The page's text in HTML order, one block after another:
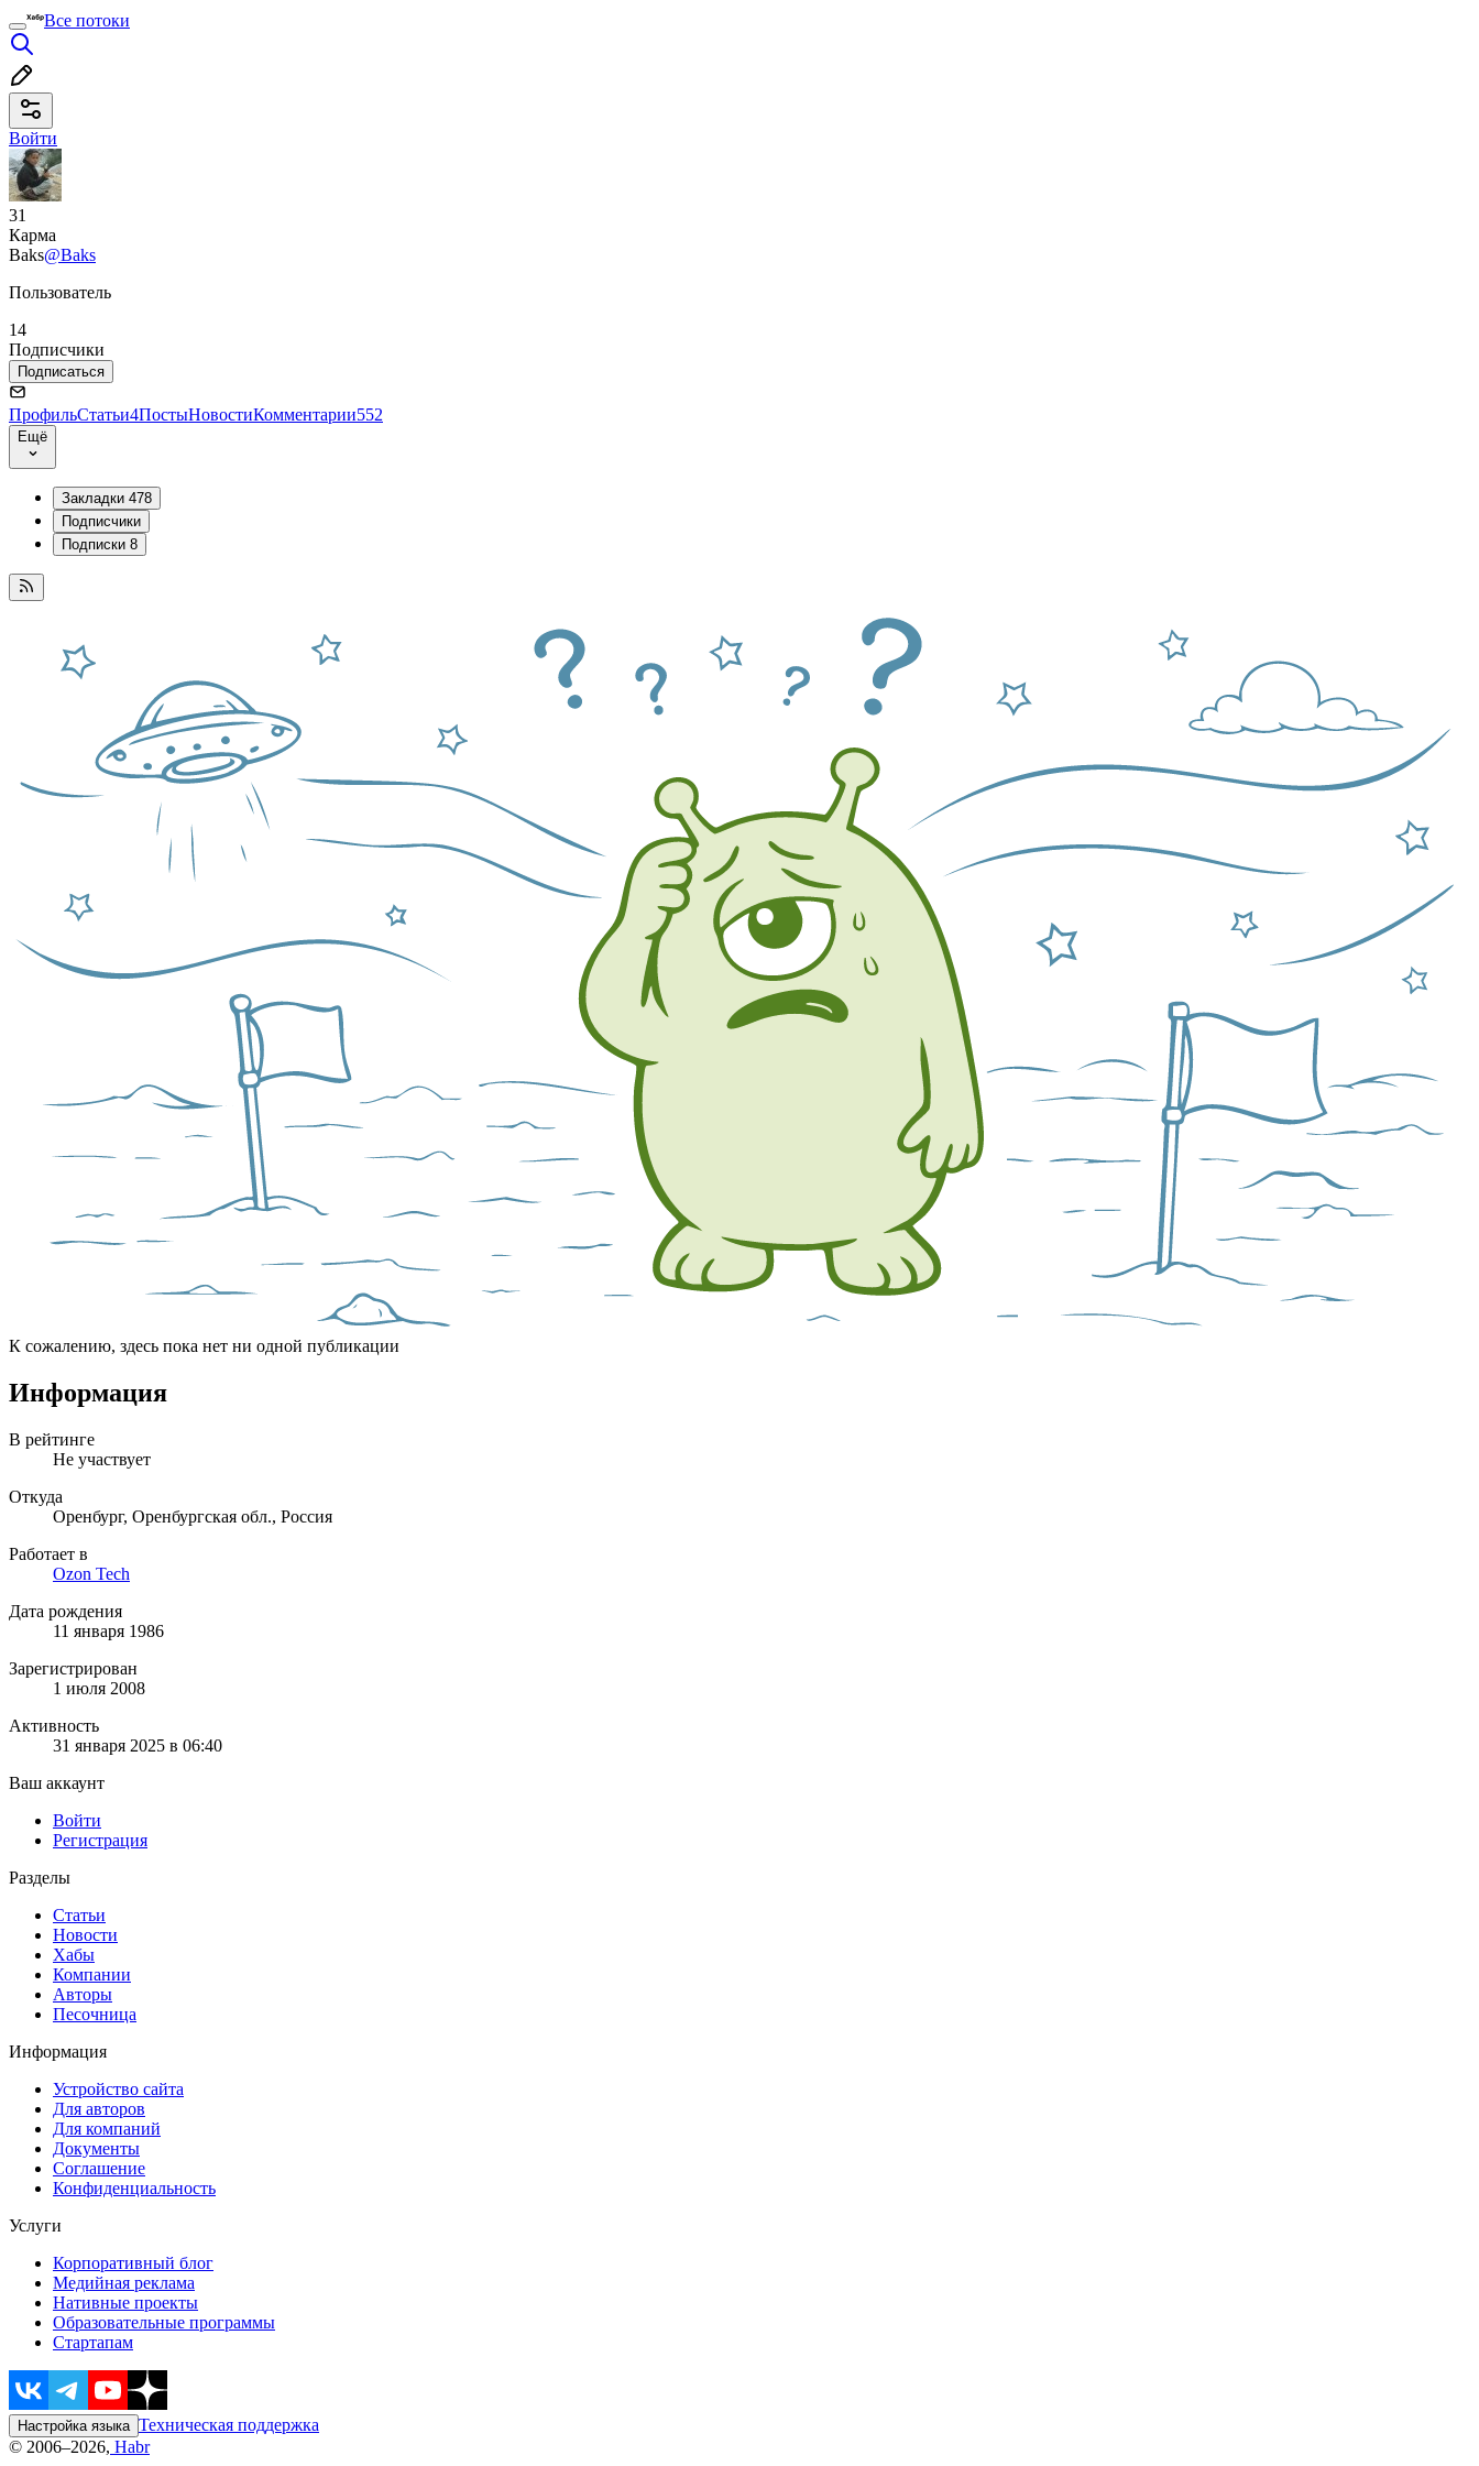
Все потоки
Войти
31
Карма
Baks@Baks
Пользователь
14
Подписчики
Подписаться
ПрофильСтатьи4ПостыНовостиКомментарии552
Ещё
Закладки 478
Подписчики
Подписки 8
К сожалению, здесь пока нет ни одной публикации
Информация
В рейтинге
Не участвует
Откуда
Оренбург, Оренбургская обл., Россия
Работает в
Ozon Tech
Дата рождения
11 января 1986
Зарегистрирован
1 июля 2008
Активность
31 января 2025 в 06:40
Ваш аккаунт
Войти
Регистрация
Разделы
Статьи
Новости
Хабы
Компании
Авторы
Песочница
Информация
Устройство сайта
Для авторов
Для компаний
Документы
Соглашение
Конфиденциальность
Услуги
Корпоративный блог
Медийная реклама
Нативные проекты
Образовательные программы
Стартапам
Настройка языка Техническая поддержка
© 2006–2026, Habr